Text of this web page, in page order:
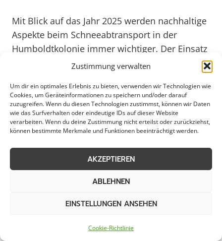
Zustimmung verwalten
Um dir ein optimales Erlebnis zu bieten, verwenden wir Technologien wie
Cookies, um Geräteinformationen zu speichern und/oder darauf
zuzugreifen. Wenn du diesen Technologien zustimmst, können wir Daten
wie das Surfverhalten oder eindeutige IDs auf dieser Website
verarbeiten. Wenn du deine Zustimmung nicht erteilst oder zurückziehst,
können bestimmte Merkmale und Funktionen beeinträchtigt werden.
AKZEPTIEREN
ABLEHNEN
EINSTELLUNGEN ANSEHEN
Cookie-Richtlinie
Mit Blick auf das Jahr 2025 werden nachhaltige
Aspekte beim Schneeabtransport in der
Humboldtkolonie immer wichtiger. Der Einsatz
umweltfreundlicher Streumittel und der
sparsame Umgang mit Ressourcen stehen im
Fokus, um die ökologische Bilanz des
Winterdienstes zu verbessern. Gleichzeitig
werden innovative Lösungen zur
Schneeentsorgung erforscht, um den
Schneemassen auch in extremen Wetterlagen
Herr zu werden. So wird gewährleistet, dass die
Humboldtkolonie auch in Zukunft auf
winterliche Herausforderungen bestens
vorbereitet ist und ein reibungsloser